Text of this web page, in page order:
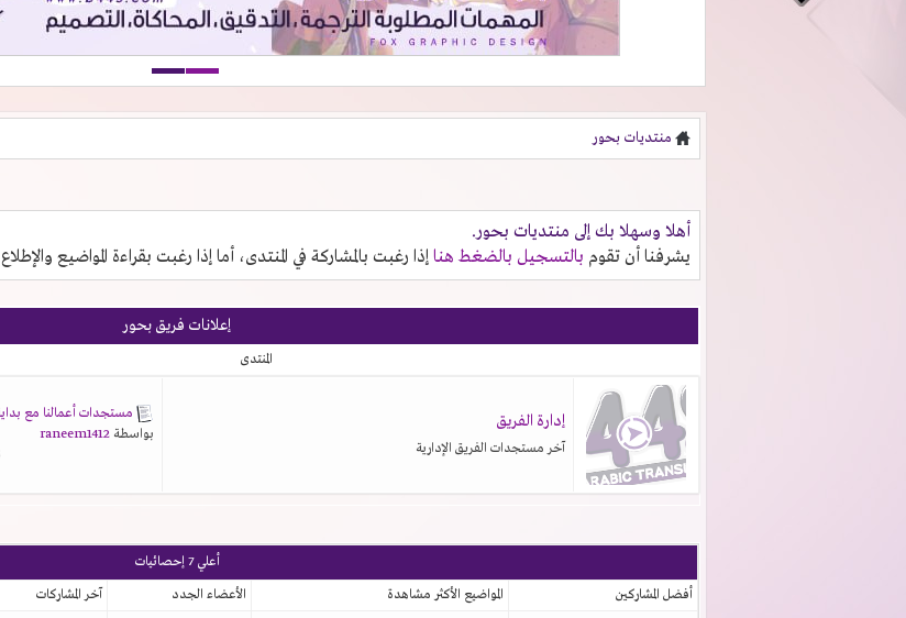
منتديات بحور
أهلا وسهلا بك إلى منتديات بحور.
يشرفنا أن تقوم بالتسجيل بالضغط هناإذا رغبت بالمشاركة في المنتدى، أما إذا رغبت بقراءة المواضيع
إعلانات فريق بحور
المنتدى
إدارة الفريق
آخر مستجدات الفريق الإدارية
مستجدات أعمالنا مع
بواسطة raneem1412
أعلي 7 إحصائيات
أفضل المشاركين
المواضيع الأكثر مشاهدة الأعضاء الجدد
آخر المشاركات